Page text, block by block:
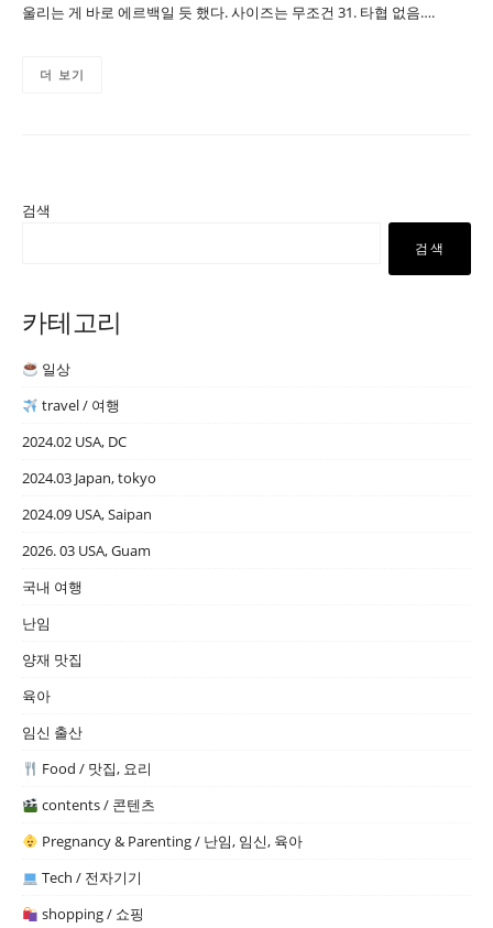
울리는 게 바로 에르백일 듯 했다. 사이즈는 무조건 31. 타협 없음….
더 보기
검색
검색
카테고리
일상
travel / 여행
2024.02 USA, DC
2024.03 Japan, tokyo
2024.09 USA, Saipan
2026. 03 USA, Guam
국내 여행
난임
양재 맛집
육아
임신 출산
Food / 맛집, 요리
contents / 콘텐츠
Pregnancy & Parenting / 난임, 임신, 육아
Tech / 전자기기
shopping / 쇼핑